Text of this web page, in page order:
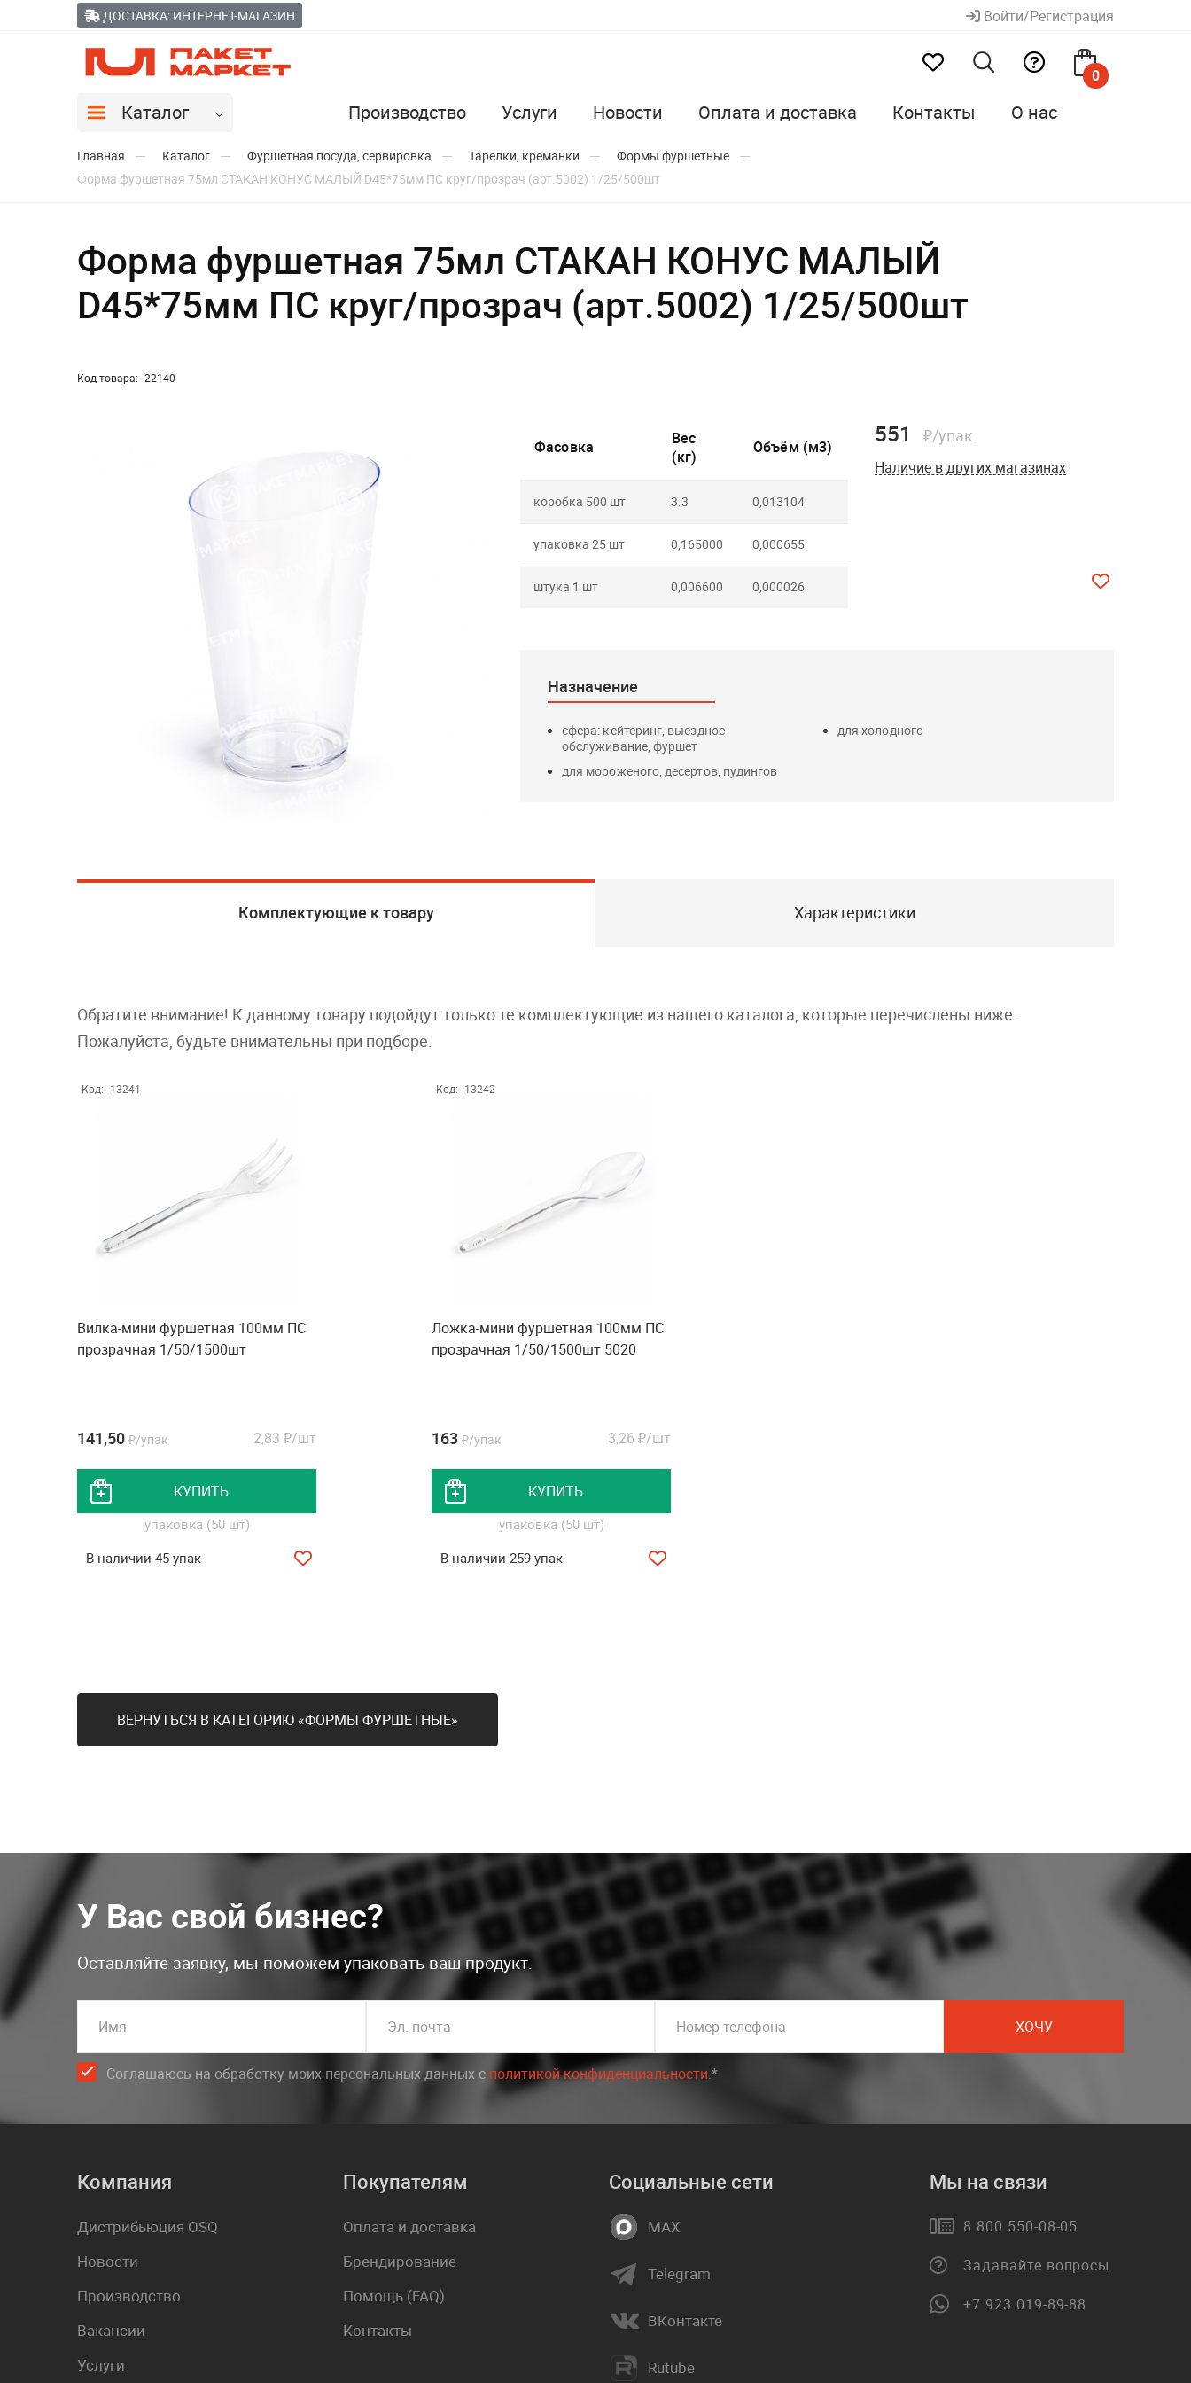
ДОСТАВКА: ИНТЕРНЕТ-МАГАЗИН Войти/Регистрация
0
Каталог Производство Услуги Новости Оплата и доставка Контакты О нас
Главная Каталог Фуршетная посуда, сервировка Тарелки, креманки
Формы фуршетные
Форма фуршетная 75мл СТАКАН КОНУС МАЛЫЙ D45*75мм ПС круг/прозрач (арт.5002) 1/25/500шт
Форма фуршетная 75мл СТАКАН КОНУС МАЛЫЙ
D45*75мм ПС круг/прозрач (арт.5002) 1/25/500шт
Код товара: 22140
Фасовка
Вес
(кг)
Объём (м3)
коробка 500 шт 3.3 0,013104
упаковка 25 шт 0,165000 0,000655
штука 1 шт 0,006600 0,000026
551 ₽/упак
Наличие в других магазинах
Назначение
сфера: кейтеринг, выездное
обслуживание, фуршет
для мороженого, десертов, пудингов
для холодного
Комплектующие к товару Характеристики
Обратите внимание! К данному товару подойдут только те комплектующие из нашего каталога, которые перечислены ниже.
Пожалуйста, будьте внимательны при подборе.
Код: 13241
Вилка-мини фуршетная 100мм ПС
прозрачная 1/50/1500шт
141,50 ₽/упак 2,83 ₽/шт
КУПИТЬ
упаковка (50 шт)
В наличии 45 упак
Код: 13242
Ложка-мини фуршетная 100мм ПС
прозрачная 1/50/1500шт 5020
163 ₽/упак 3,26 ₽/шт
КУПИТЬ
упаковка (50 шт)
В наличии 259 упак
ВЕРНУТЬСЯ В КАТЕГОРИЮ «ФОРМЫ ФУРШЕТНЫЕ»
У Вас свой бизнес?
Оставляйте заявку, мы поможем упаковать ваш продукт.
Имя Эл. почта Номер телефона ХОЧУ
Соглашаюсь на обработку моих персональных данных c политикой конфиденциальности.*
Компания
Дистрибьюция OSQ
Новости
Производство
Вакансии
Услуги
Покупателям
Оплата и доставка
Брендирование
Помощь (FAQ)
Контакты
Социальные сети
MAX
Telegram
ВКонтакте
Rutube
Мы на связи
8 800 550-08-05
Задавайте вопросы
+7 923 019-89-88